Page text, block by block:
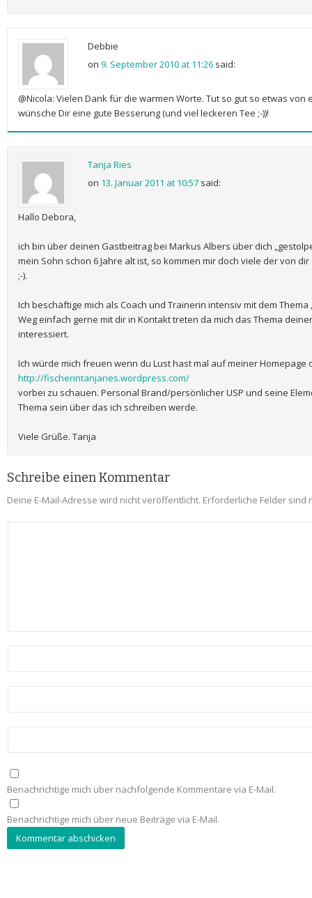
Debbie
on 9. September 2010 at 11:26 said:
@Nicola: Vielen Dank für die warmen Worte. Tut so gut so etwas von
wünsche Dir eine gute Besserung (und viel leckeren Tee ;-))!
Tanja Ries
on 13. Januar 2011 at 10:57 said:
Hallo Debora,
ich bin über deinen Gastbeitrag bei Markus Albers über dich
mein Sohn schon 6 Jahre alt ist, so kommen mir doch viele der von
;-).
Ich beschäftige mich als Coach und Trainerin intensiv mit dem
Weg einfach gerne mit dir in Kontakt treten da mich das Thema
interessiert.
Ich würde mich freuen wenn du Lust hast mal auf meiner Homepage
http://fischerintanjaries.wordpress.com/
vorbei zu schauen. Personal Brand/persönlicher USP und seine
Thema sein über das ich schreiben werde.
Viele Grüße. Tanja
Schreibe einen Kommentar
Deine E-Mail-Adresse wird nicht veröffentlicht. Erforderliche Felder sind
Benachrichtige mich über nachfolgende Kommentare via E-Mail.
Benachrichtige mich über neue Beiträge via E-Mail.